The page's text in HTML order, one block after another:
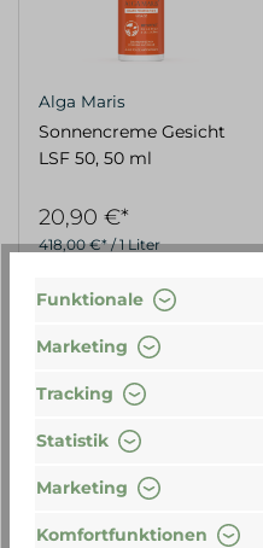
Alga Maris
Sonnencreme Gesicht
LSF 50, 50 ml
418,00 €* / 1 Liter
20,90 €*
Funktionale
Marketing
Tracking
Statistik
Marketing
Komfortfunktionen